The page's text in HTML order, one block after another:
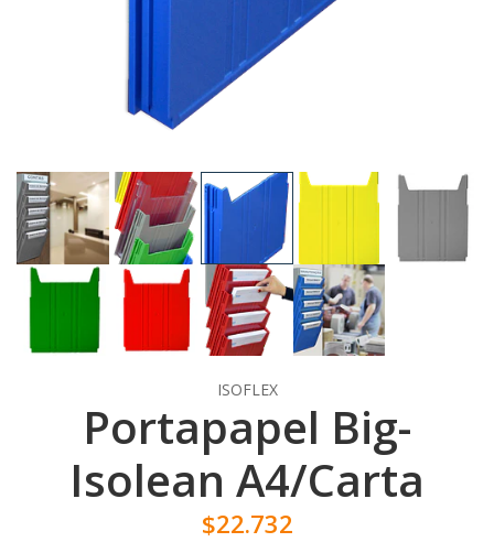
ISOFLEX
Portapapel Big-
Isolean A4/Carta
$22.732